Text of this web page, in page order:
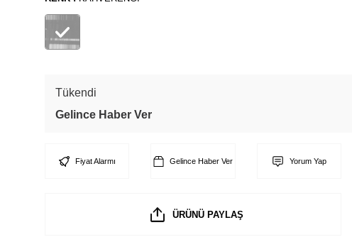
Tükendi
Gelince Haber Ver
Fiyat Alarmı Gelince Haber Ver Yorum Yap
ÜRÜNÜ PAYLAŞ